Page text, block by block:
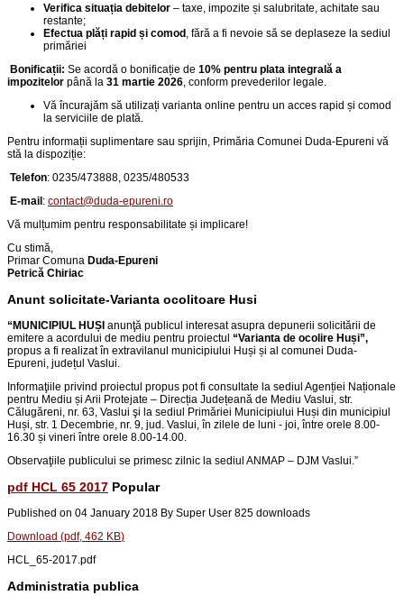
Verifica situația debitelor – taxe, impozite și salubritate, achitate sau
restante;
Efectua plăți rapid și comod , fără a fi nevoie să se deplaseze la sediul
primăriei
Bonificații: Se acordă o bonificație de 10% pentru plata integrală a
impozitelor până la 31 martie 2026, conform prevederilor legale.
Vă încurajăm să utilizați varianta online pentru un acces rapid și comod
la serviciile de plată.
Pentru informații suplimentare sau sprijin, Primăria Comunei Duda-Epureni vă
stă la dispoziție:
Telefon: 0235/473888, 0235/480533
E-mail : contact@duda-epureni.ro
Vă mulțumim pentru responsabilitate și implicare!
Cu stimă,
Primar Comuna Duda-Epureni
Petrică Chiriac
Anunt solicitate-Varianta ocolitoare Husi
“MUNICIPIUL HUȘI anunţă publicul interesat asupra depunerii solicitării de
emitere a acordului de mediu pentru proiectul “Varianta de ocolire Huși”,
propus a fi realizat în extravilanul municipiului Huși și al comunei Duda-
Epureni, județul Vaslui.
Informaţiile privind proiectul propus pot fi consultate la sediul Agenției Naționale
pentru Mediu și Arii Protejate – Direcția Județeană de Mediu Vaslui, str.
Călugăreni, nr. 63, Vaslui şi la sediul Primăriei Municipiului Huși din municipiul
Huși, str. 1 Decembrie, nr. 9, jud. Vaslui, în zilele de luni - joi, între orele 8.00-
16.30 și vineri între orele 8.00-14.00.
Observaţiile publicului se primesc zilnic la sediul ANMAP – DJM Vaslui.”
pdf HCL 65 2017 Popular
Published on 04 January 2018 By Super User 825 downloads
Download (pdf, 462 KB)
HCL_65-2017.pdf
Administratia publica